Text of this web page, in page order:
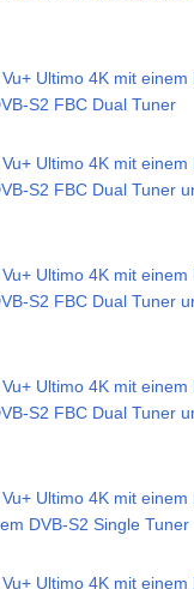
Ultimo 4K mit einem
S2 FBC Dual Tuner
Ultimo 4K mit einem
S2 FBC Dual Tuner
Ultimo 4K mit einem
S2 FBC Dual Tuner
Ultimo 4K mit einem
S2 FBC Dual Tuner
Ultimo 4K mit einem
DVB-S2 Single Tuner
Ultimo 4K mit einem